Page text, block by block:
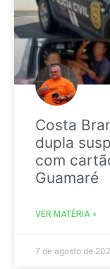
Costa
dupla
com
Guamaré
VER MATÉRIA »
7 de agosto de